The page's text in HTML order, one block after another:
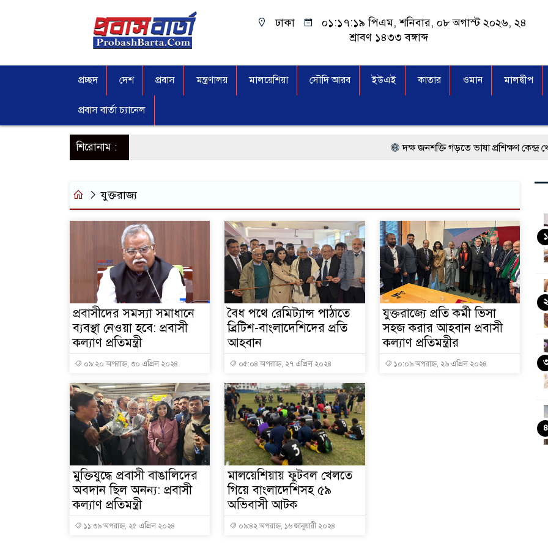
ঢাকা ০১:১৭:২০ পিএম, শনিবার, ০৮ অগাস্ট ২০২৬, ২৪
শ্রাবণ ১৪৩৩ বঙ্গাব্দ
প্রচ্ছদ দেশ প্রবাস মন্ত্রণালয় মালয়েশিয়া সৌদি আরব ইউএই কাতার ওমান মালদ্বীপ
প্রবাস বার্তা চ্যানেল
শিরোনাম : দক্ষ জনশক্তি গড়তে ভাষা প্রশিক্ষণ কেন্দ্র খোলার
মালয়েশিয়া বিমানবন্দরে ভুয়া ভিসায় আটকের
কুয়ালালামপুরে বিশেষ অভিযানে
আগামী নির্বাচনে প্রবাসীদের ভোটাধিকার
যুক্তরাজ্য
প্রবাসীদের সমস্যা সমাধানে
ব্যবস্থা নেওয়া হবে: প্রবাসী
কল্যাণ প্রতিমন্ত্রী
০৯:২০ অপরাহ্ন, ৩০ এপ্রিল ২০২৪
বৈধ পথে রেমিট্যান্স পাঠাতে
ব্রিটিশ-বাংলাদেশিদের প্রতি
আহবান
০৫:০৪ অপরাহ্ন, ২৭ এপ্রিল ২০২৪
যুক্তরাজ্যে প্রতি কর্মী ভিসা
সহজ করার আহবান প্রবাসী
কল্যাণ প্রতিমন্ত্রীর
১০:০৯ অপরাহ্ন, ২৬ এপ্রিল ২০২৪
মুক্তিযুদ্ধে প্রবাসী বাঙালিদের
অবদান ছিল অনন্য: প্রবাসী
কল্যাণ প্রতিমন্ত্রী
১১:৩৯ অপরাহ্ন, ২৫ এপ্রিল ২০২৪
মালয়েশিয়ায় ফুটবল খেলতে
গিয়ে বাংলাদেশিসহ ৫৯
অভিবাসী আটক
০৯:৪২ অপরাহ্ন, ১৬ জানুয়ারী ২০২৪
১
২
৩
৪